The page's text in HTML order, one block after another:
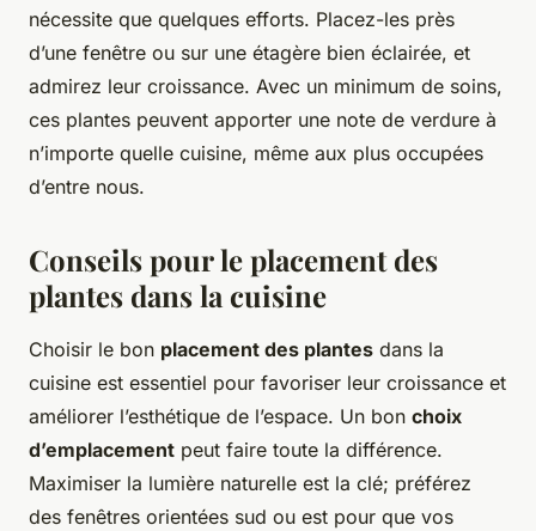
nécessite que quelques efforts. Placez-les près
d’une fenêtre ou sur une étagère bien éclairée, et
admirez leur croissance. Avec un minimum de soins,
ces plantes peuvent apporter une note de verdure à
n’importe quelle cuisine, même aux plus occupées
d’entre nous.
Conseils pour le placement des
plantes dans la cuisine
Choisir le bon placement des plantes dans la
cuisine est essentiel pour favoriser leur croissance et
améliorer l’esthétique de l’espace. Un bon choix
d’emplacement peut faire toute la différence.
Maximiser la lumière naturelle est la clé; préférez
des fenêtres orientées sud ou est pour que vos